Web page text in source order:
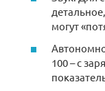
могут
100 – с